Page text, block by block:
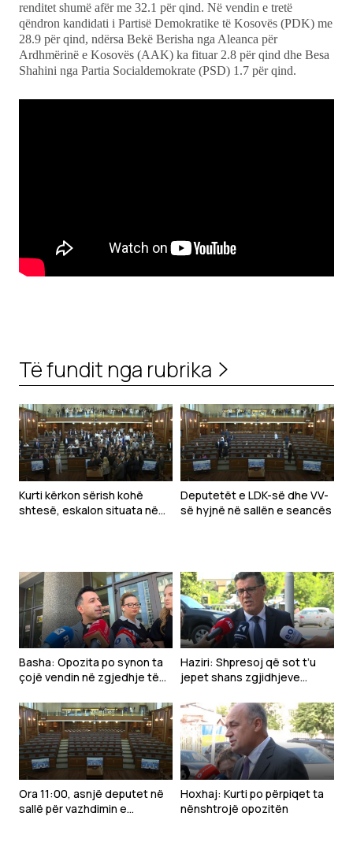
renditet shumë afër me 32.1 për qind. Në vendin e tretë
qëndron kandidati i Partisë Demokratike të Kosovës (PDK) me
28.9 për qind, ndërsa Bekë Berisha nga Aleanca për
Ardhmërinë e Kosovës (AAK) ka fituar 2.8 për qind dhe Besa
Shahini nga Partia Socialdemokrate (PSD) 1.7 për qind.
Të fundit nga rubrika
Kurti kërkon sërish kohë
shtesë, eskalon situata në
Deputetët e LDK-së dhe VV-
së hyjnë në sallën e seancës
Basha: Opozita po synon ta
çojë vendin në zgjedhje të
Haziri: Shpresoj që sot t’u
jepet shans zgjidhjeve
Kuvendit
Ora 11:00, asnjë deputet në
sallë për vazhdimin e
Hoxhaj: Kurti po përpiqet ta
nënshtrojë opozitën